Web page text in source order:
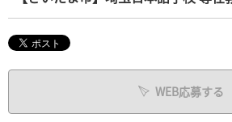
WEB応募する